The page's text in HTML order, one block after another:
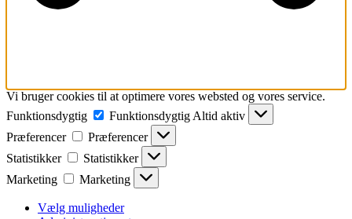
Vi bruger cookies til at optimere vores websted og vores service.
Funktionsdygtig
Funktionsdygtig Altid aktiv
Præferencer
Præferencer
Statistikker
Statistikker
Marketing
Marketing
Vælg muligheder